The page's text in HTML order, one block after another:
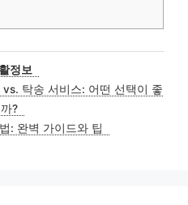
정보
탁송 서비스: 어떤 선택이 좋
?
: 완벽 가이드와 팁